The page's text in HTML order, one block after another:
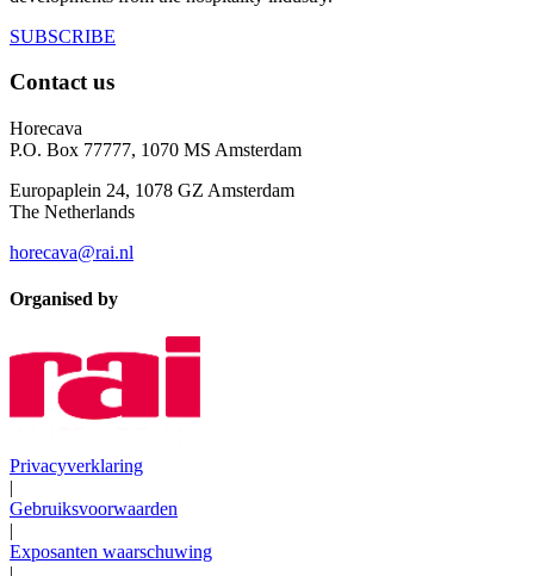
SUBSCRIBE
Contact us
Horecava
P.O. Box 77777, 1070 MS Amsterdam
Europaplein 24, 1078 GZ Amsterdam
The Netherlands
horecava@rai.nl
Organised by
Privacyverklaring
|
Gebruiksvoorwaarden
|
Exposanten waarschuwing